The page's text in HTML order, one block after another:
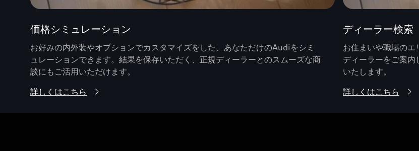
価格シミュレーション
お好みの内外装やオプションでカスタマイズをした、あなただけのAudiをシミ
ュレーションできます。結果を保存いただく、正規ディーラーとのスムーズな商
談にもご活用いただけます。
詳しくはこちら
ディーラー検索
お住まいや職場の
ディーラーをご案
いたします。
詳しくはこちら